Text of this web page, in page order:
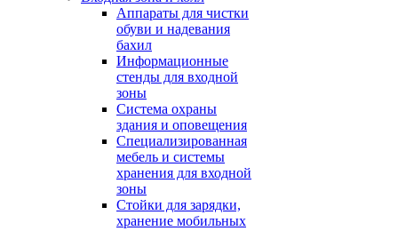
Аппараты для чистки
обуви и надевания
бахил
Информационные
стенды для входной
зоны
Система охраны
здания и оповещения
Специализированная
мебель и системы
хранения для входной
зоны
Стойки для зарядки,
хранение мобильных